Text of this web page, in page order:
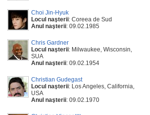
Choi Jin-Hyuk
Locul naşterii: Coreea de Sud
Anul naşterii: 09.02.1985
Chris Gardner
Locul naşterii: Milwaukee, Wisconsin,
SUA
Anul naşterii: 09.02.1954
Christian Gudegast
Locul naşterii: Los Angeles, California,
USA
Anul naşterii: 09.02.1970